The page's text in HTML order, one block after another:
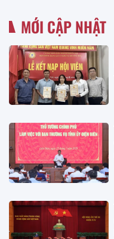
MỚI CẬP NHẬT